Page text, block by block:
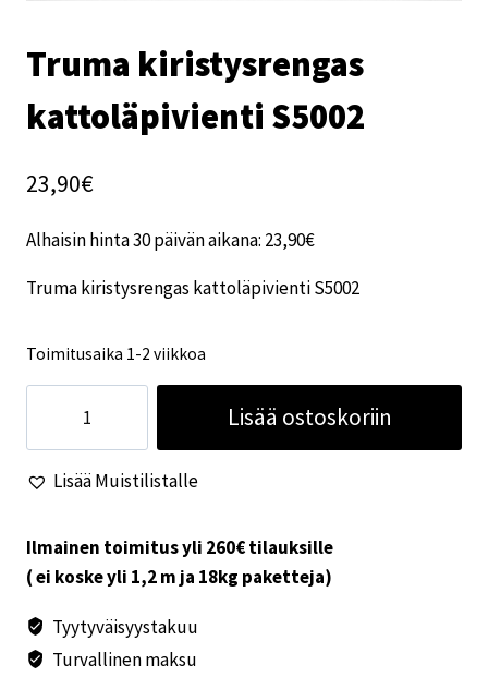
Truma kiristysrengas
kattoläpivienti S5002
23,90€
Alhaisin hinta 30 päivän aikana: 23,90€
Truma kiristysrengas kattoläpivienti S5002
Toimitusaika 1-2 viikkoa
kiristysrengas
kattoläpivienti
S5002
Lisää ostoskoriin
Lisää Muistilistalle
Ilmainen toimitus yli 260€ tilauksille
( ei koske yli 1,2 m ja 18kg paketteja)
Tyytyväisyystakuu
Turvallinen maksu